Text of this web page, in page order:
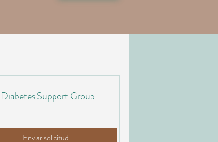
Support Group
Enviar solicitud